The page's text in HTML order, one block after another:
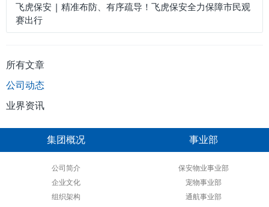
飞虎保安 | 精准布防、有序疏导！飞虎保安全力保障市民观
赛出行
所有文章
公司动态
业界资讯
集团概况
公司简介
企业文化
组织架构
事业部
保安物业事业部
宠物事业部
通航事业部